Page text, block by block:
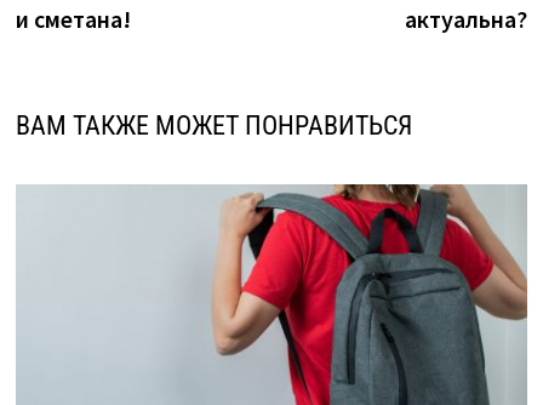
и сметана!
актуальна?
ВАМ ТАКЖЕ МОЖЕТ ПОНРАВИТЬСЯ